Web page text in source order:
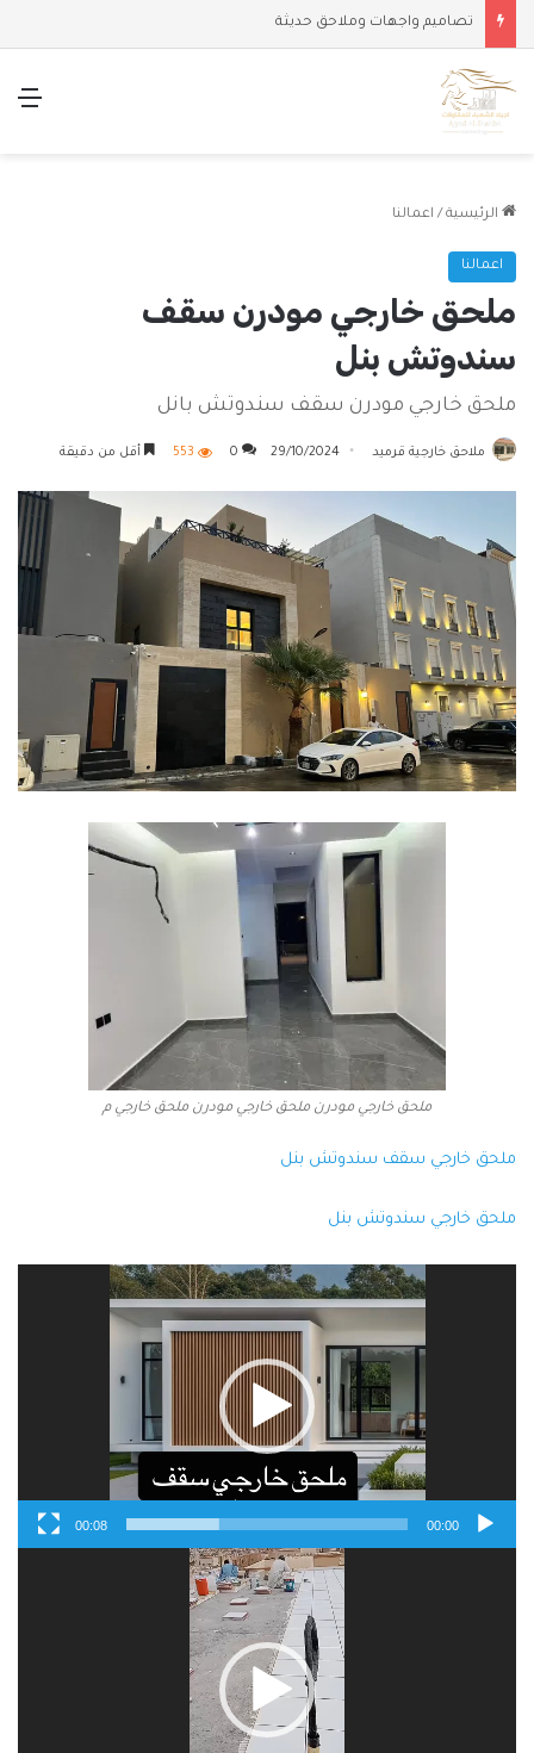
تصاميم واجهات وملاحق حديثة
الرئيسية / اعمالنا
اعمالنا
ملحق خارجي مودرن سقف
سندوتش بنل
ملحق خارجي مودرن سقف سندوتش بانل
ملاحق خارجية قرميد 29/10/2024
0
553 أقل من دقيقة
ملحق خارجي مودرن ملحق خارجي مودرن ملحق خارجي م
ملحق خارجي سقف سندوتش بنل
ملحق خارجي سندوتش بنل
00:00
00:08